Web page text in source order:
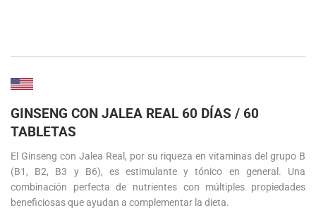
GINSENG CON JALEA REAL 60 DÍAS / 60
TABLETAS
El Ginseng con Jalea Real, por su riqueza en vitaminas del grupo B
(B1, B2, B3 y B6), es estimulante y tónico en general. Una
combinación perfecta de nutrientes con múltiples propiedades
beneficiosas que ayudan a complementar la dieta.